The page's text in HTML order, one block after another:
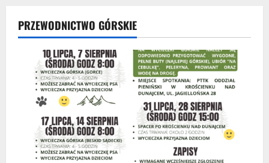
PRZEWODNICTWO GÓRSKIE